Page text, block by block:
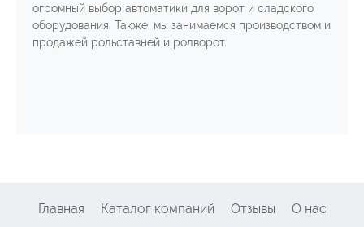
огромный выбор автоматики для ворот и сладского
оборудования. Также, мы занимаемся производством и
продажей рольставней и ролворот.
Главная Каталог компаний Отзывы
О нас